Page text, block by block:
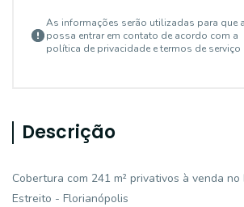
As informações serão utilizadas para que
possa entrar em contato de acordo com a
política de privacidade e termos de serviço
Descrição
Cobertura com 241 m² privativos à venda
Estreito - Florianópolis